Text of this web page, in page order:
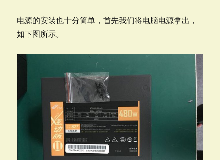
电源的安装也十分简单，首先我们将电脑电源拿出，
如下图所示。